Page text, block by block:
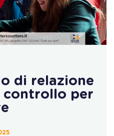
di relazione
controllo per